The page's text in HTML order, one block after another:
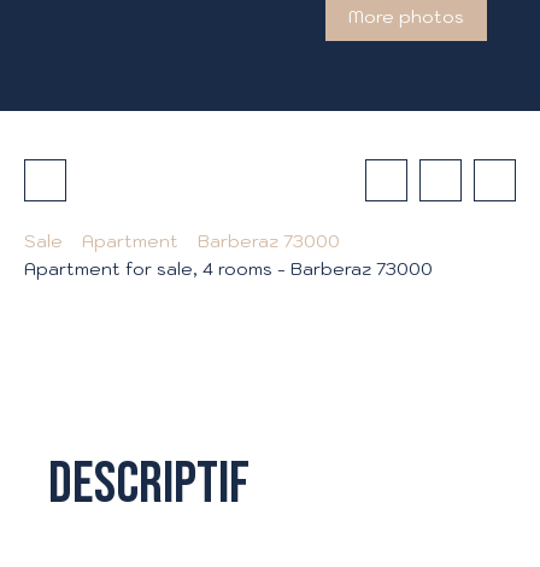
More photos
Sale Apartment
Barberaz 73000
Apartment for sale, 4 rooms - Barberaz 73000
Descriptif